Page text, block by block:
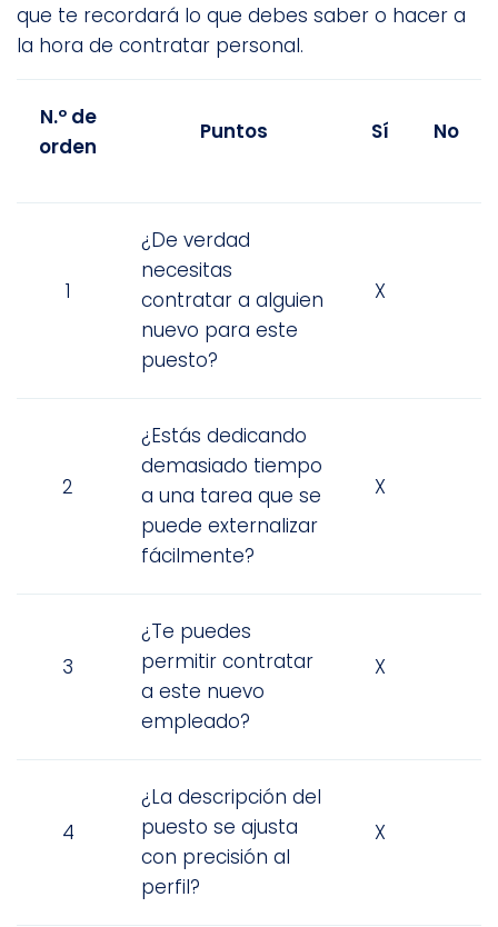
que te recordará lo que debes saber o hacer a
la hora de contratar personal.
N.º de
orden
Puntos Sí No
1
¿De verdad
necesitas
contratar a alguien
nuevo para este
puesto?
X
2
¿Estás dedicando
demasiado tiempo
a una tarea que se
puede externalizar
fácilmente?
X
3
¿Te puedes
permitir contratar
a este nuevo
empleado?
X
4
¿La descripción del
puesto se ajusta
con precisión al
perfil?
X